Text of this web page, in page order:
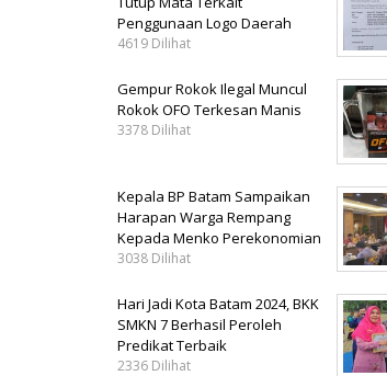
Penggunaan Logo Daerah
4619 Dilihat
Gempur Rokok Ilegal Muncul
Rokok OFO Terkesan Manis
3378 Dilihat
Kepala BP Batam Sampaikan
Harapan Warga Rempang
Kepada Menko Perekonomian
3038 Dilihat
Hari Jadi Kota Batam 2024, BKK
SMKN 7 Berhasil Peroleh
Predikat Terbaik
2336 Dilihat